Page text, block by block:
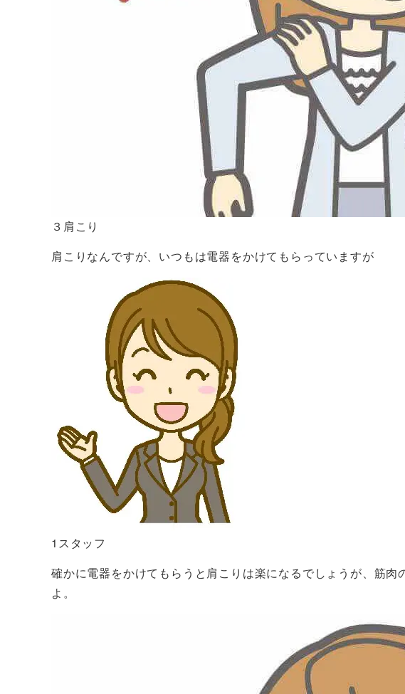
３肩こり
肩こりなんですが、いつもは電器をかけてもらっていますが
1スタッフ
確かに電器をかけてもらうと肩こりは楽になるでしょうが、筋
よ。